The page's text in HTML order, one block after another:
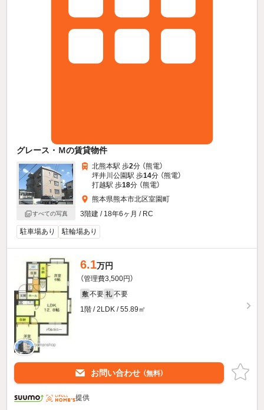
グレース・Ｍの賃貸物件
すべての写真
北熊本駅 歩2分 （熊電）
坪井川公園駅 歩14分 （熊電）
打越駅 歩18分 （熊電）
熊本県熊本市北区室園町
3階建 / 18年6ヶ月 / RC
駐車場あり 駐輪場あり
6.1万円
（管理費3,500円）
敷 不要 礼 不要
1階 / 2LDK / 55.89㎡
お問い合わせ （無料）
提供